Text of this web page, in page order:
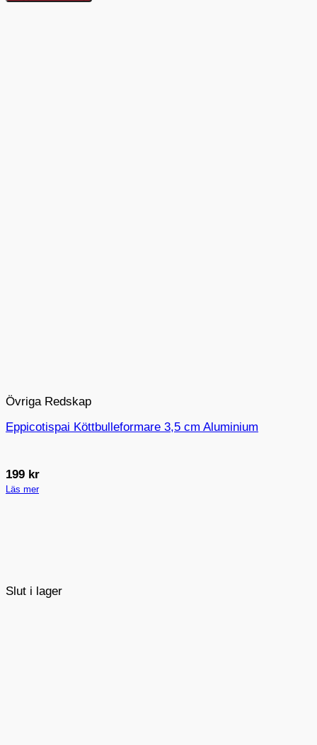
Slut i lager
Övriga Redskap
Eppicotispai Köttbulleformare 3,5 cm Aluminium
199 kr
Läs mer